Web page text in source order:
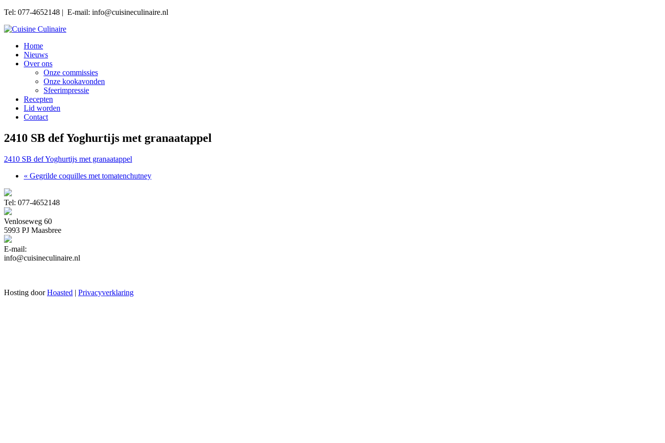
Tel: 077-4652148 | E-mail: info@cuisineculinaire.nl
Home
Nieuws
Over ons
Onze commissies
Onze kookavonden
Sfeerimpressie
Recepten
Lid worden
Contact
2410 SB def Yoghurtijs met granaatappel
2410 SB def Yoghurtijs met granaatappel
« Gegrilde coquilles met tomatenchutney
Tel: 077-4652148
Venloseweg 60
5993 PJ Maasbree
E-mail:
info@cuisineculinaire.nl
Hosting doorHoasted | Privacyverklaring